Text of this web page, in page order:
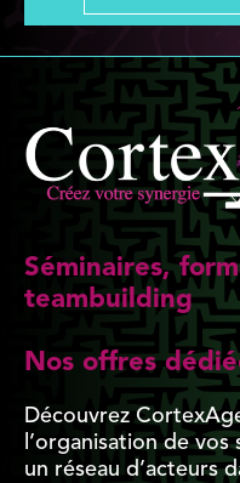
Séminaires,
teambuilding
Nos offres
Découvrez
l’organisation de
un réseau d’acteurs